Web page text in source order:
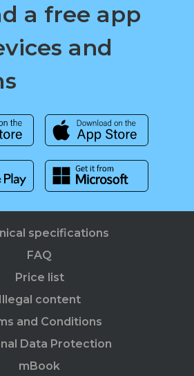
a free app
and
specifications
FAQ
Price list
Illegal content
and Conditions
Data Protection
mBook